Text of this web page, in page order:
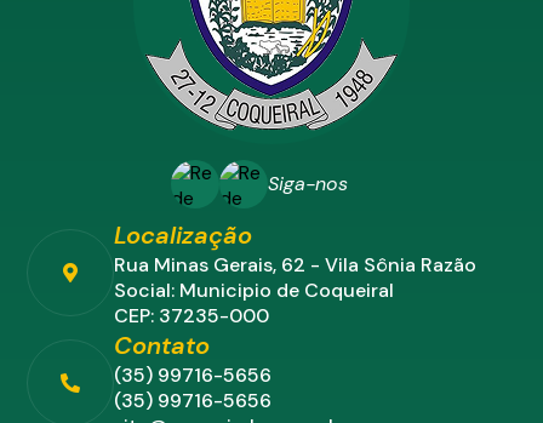
Siga-nos
Localização
Rua Minas Gerais, 62 - Vila Sônia Razão
Social: Municipio de Coqueiral
CEP: 37235-000
Contato
(35) 99716-5656
(35) 99716-5656